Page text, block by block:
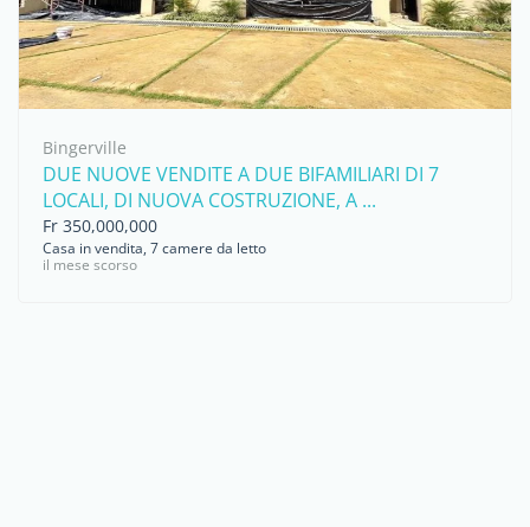
Bingerville
DUE NUOVE VENDITE A DUE BIFAMILIARI DI 7
LOCALI, DI NUOVA COSTRUZIONE, A ...
Fr 350,000,000
Casa in vendita, 7 camere da letto
il mese scorso